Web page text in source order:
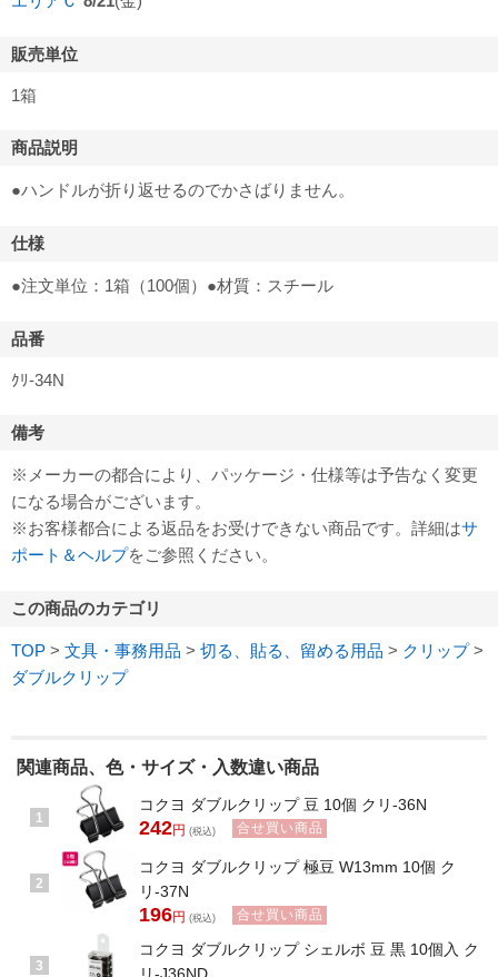
販売単位
1箱
商品説明
●ハンドルが折り返せるのでかさばりません。
仕様
●注文単位：1箱（100個）●材質：スチール
品番
ｸﾘ-34N
備考
※メーカーの都合により、パッケージ・仕様等は予告なく変更
になる場合がございます。
※お客様都合による返品をお受けできない商品です。詳細はサ
ポート＆ヘルプをご参照ください。
この商品のカテゴリ
TOP > 文具・事務用品 > 切る、貼る、留める用品 > クリップ >
ダブルクリップ
関連商品、色・サイズ・入数違い商品
1
コクヨ ダブルクリップ 豆 10個 クリ-36N
242円 (税込) 合せ買い商品
2
コクヨ ダブルクリップ 極豆 W13mm 10個 ク
リ-37N
196円 (税込) 合せ買い商品
3
コクヨ ダブルクリップ シェルボ 豆 黒 10個入 ク